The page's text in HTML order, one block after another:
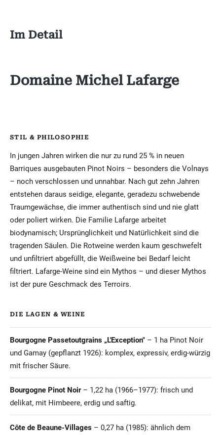
Im Detail
Domaine Michel Lafarge
STIL & PHILOSOPHIE
In jungen Jahren wirken die nur zu rund 25 % in neuen
Barriques ausgebauten Pinot Noirs – besonders die Volnays
– noch verschlossen und unnahbar. Nach gut zehn Jahren
entstehen daraus seidige, elegante, geradezu schwebende
Traumgewächse, die immer authentisch sind und nie glatt
oder poliert wirken. Die Familie Lafarge arbeitet
biodynamisch; Ursprünglichkeit und Natürlichkeit sind die
tragenden Säulen. Die Rotweine werden kaum geschwefelt
und unfiltriert abgefüllt, die Weißweine bei Bedarf leicht
filtriert. Lafarge-Weine sind ein Mythos – und dieser Mythos
ist der pure Geschmack des Terroirs.
DIE LAGEN & WEINE
Bourgogne Passetoutgrains „L'Exception" – 1 ha Pinot Noir
und Gamay (gepflanzt 1926): komplex, expressiv, erdig-würzig
mit frischer Säure.
Bourgogne Pinot Noir– 1,22 ha (1966–1977): frisch und
delikat, mit Himbeere, erdig und saftig.
Côte de Beaune-Villages – 0,27 ha (1985): ähnlich dem